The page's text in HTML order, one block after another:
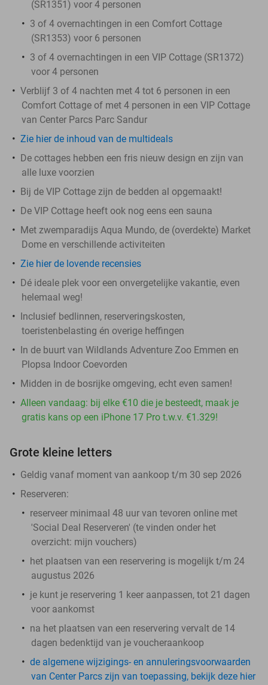
(SR1351) voor 4 personen
3 of 4 overnachtingen in een Comfort Cottage
(SR1353) voor 6 personen
3 of 4 overnachtingen in een VIP Cottage (SR1372)
voor 4 personen
Verblijf 3 of 4 nachten met 4 tot 6 personen in een
Comfort Cottage of met 4 personen in een VIP Cottage
van Center Parcs Parc Sandur
Zie hier de inhoud van de multideals
De cottages hebben een fris nieuw design en zijn van
alle luxe voorzien
Bij de VIP Cottage zijn de bedden al opgemaakt!
De VIP Cottage heeft ook nog eens een sauna
Met zwemparadijs Aqua Mundo, de (overdekte) Market
Dome en verschillende activiteiten
Zie hier de lovende recensies
Dé ideale plek voor een onvergetelijke vakantie, even
helemaal weg!
Inclusief bedlinnen, reserveringskosten,
toeristenbelasting én overige heffingen
In de buurt van Wildlands Adventure Zoo Emmen en
Plopsa Indoor Coevorden
Midden in de bosrijke omgeving, echt even samen!
Alleen vandaag: bij elke €10 die je besteedt, maak je
gratis kans op een iPhone 17 Pro t.w.v. €1.329!
Grote kleine letters
Geldig vanaf moment van aankoop t/m 30 sep 2026
Reserveren:
reserveer minimaal 48 uur van tevoren online met
'Social Deal Reserveren' (te vinden onder het
overzicht: mijn vouchers)
het plaatsen van een reservering is mogelijk t/m 24
augustus 2026
je kunt je reservering 1 keer aanpassen, tot 21 dagen
voor aankomst
na het plaatsen van een reservering vervalt de 14
dagen bedenktijd van je voucheraankoop
de algemene wijzigings- en annuleringsvoorwaarden
van Center Parcs zijn van toepassing, bekijk deze hier